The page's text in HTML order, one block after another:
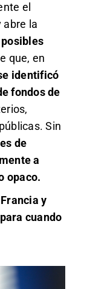
el
abre la
que, en
identificó
fondos de
Sin
de
a
opaco.
y
cuando